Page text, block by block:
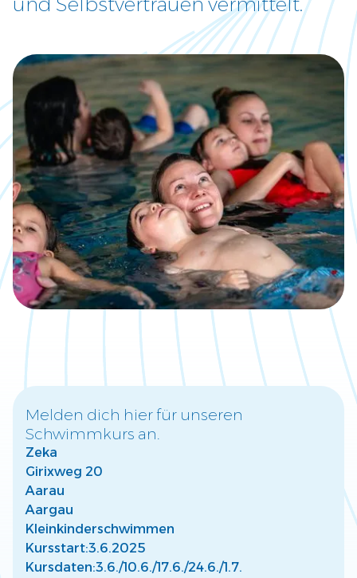
kennen
Kalender
Was, wann, wo inklusive direkter
Anmeldemöglichkeit
Jobs
Eine neue Challenge gesucht?
Bäder
Übersicht über unsere Locations
Kontakt
Wir sind gerne für Dich da
Aktuelle Artikel
Warum frühzeitige Wassergewöhnung für
Kinder wichtig ist
Entdecke, wie frühe Wassergewöhnung die Entwicklung
Deines Kindes fördert und eine sichere Basis für Freude
Mehr lesen
Melden dich hier für unseren
Schwimmkurs an.
Zeka
Girixweg 20
Aarau
Aargau
Kleinkinderschwimmen
Kursstart:3.6.2025
Kursdaten:3.6./10.6./17.6./24.6./1.7.